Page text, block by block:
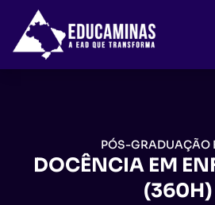
PÓS-GRADUAÇÃO
DOCÊNCIA EM
(360H)